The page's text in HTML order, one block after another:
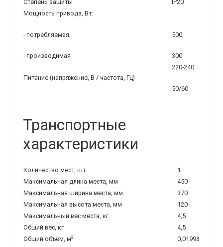
Степень защиты
IP20
Мощность привода, Вт:
- потребляемая;
- производимая
500;
300
Питание (напряжение, В / частота, Гц)
220-240
50/60
Транспортные
характеристики
Количество мест, шт.
1
Максимальная длина места, мм
450
Максимальная ширина места, мм
370
Максимальная высота места, мм
120
Максимальный вес места, кг
4,5
Общий вес, кг
4,5
Общий объём, м3 0,01998